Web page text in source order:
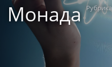
МонадаРубрика